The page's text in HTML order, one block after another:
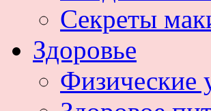
Секреты
Здоровье
Физические